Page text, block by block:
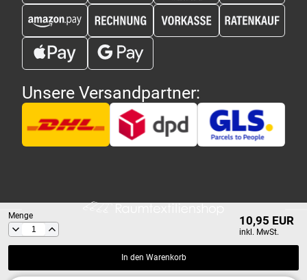
Menge 10,95 EUR
inkl. MwSt.
In den Warenkorb
Unsere Versandpartner: